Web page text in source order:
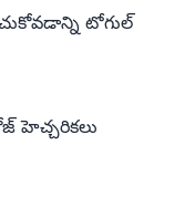
టోగుల్
హెచ్చరికలు